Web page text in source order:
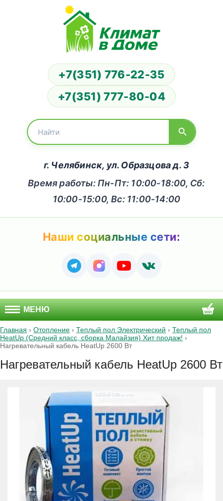
+7(351) 776-22-35
+7(351) 777-80-04
г. Челябинск, ул. Образцова д. 3
Время работы: Пн-Пт: 10:00-18:00, Сб:
10:00-15:00, Вс: 11:00-14:00
Наши социальные сети:
МЕНЮ
Главная › Отопление › Теплый пол Электрический › Теплый пол
HeatUp (Средний класс, сборка Малайзия) Хит продаж! ›
Нагревательный кабель HeatUp 2600 Вт
Нагревательный кабель HeatUp 2600 Вт